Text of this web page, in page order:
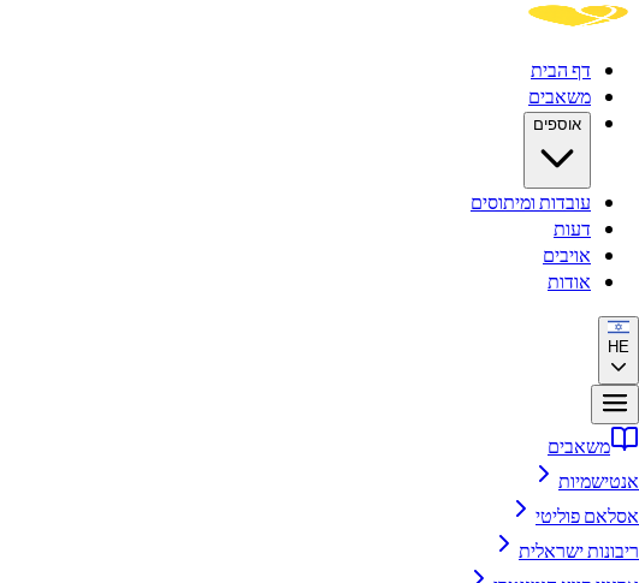
דף הבית
משאבים
אוספים
עובדות ומיתוסים
דעות
אויבים
אודות
HE
משאבים
אנטישמיות
אסלאם פוליטי
ריבונות ישראלית